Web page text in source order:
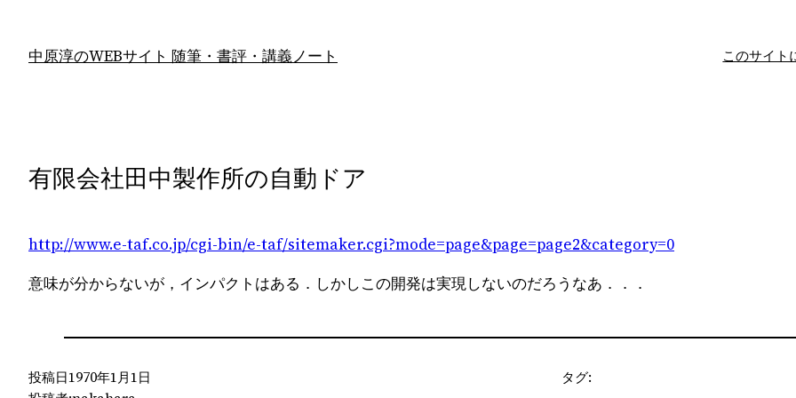
中原淳のWEBサイト 随筆・書評・講義ノート このサイト
有限会社田中製作所の自動ドア
http://www.e-taf.co.jp/cgi-bin/e-taf/sitemaker.cgi?mode=page&page=page2&category=0
意味が分からないが，インパクトはある．しかしこの開発は実現しないのだろうなあ．．．
投稿日1970年1月1日
タグ: